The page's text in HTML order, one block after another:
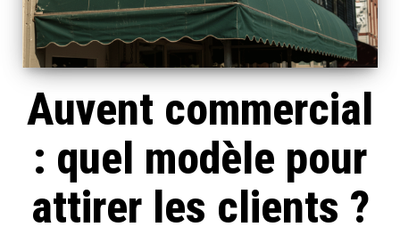
Auvent commercial
: quel modèle pour
attirer les clients ?